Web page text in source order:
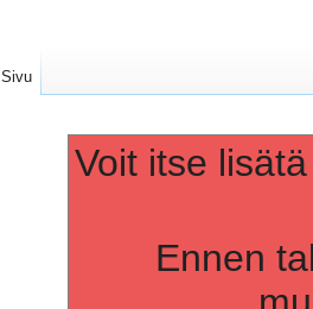
Voit itse
Ennen
Sivu